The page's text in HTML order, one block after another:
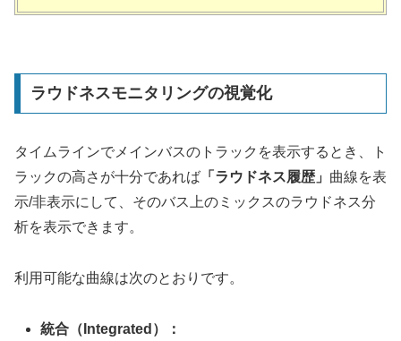
ラウドネスモニタリングの視覚化
タイムラインでメインバスのトラックを表示するとき、ト
ラックの高さが十分であれば 「ラウドネス履歴」 曲線を表
示/非表示にして、そのバス上のミックスのラウドネス分
析を表示できます。
利用可能な曲線は次のとおりです。
統合（Integrated）：